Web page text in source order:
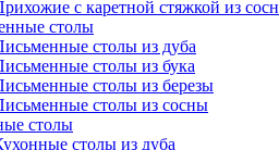
с каретной стяжкой из
столы
столы из дуба
столы из бука
столы из березы
столы из сосны
столы
столы из дуба